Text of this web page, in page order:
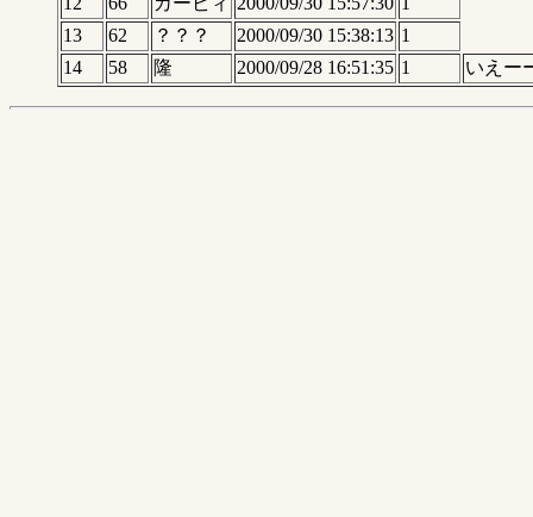
13
62 ？？？ 2000/09/30 15:38:13 1
14
58 隆 2000/09/28 16:51:35 1 いえー